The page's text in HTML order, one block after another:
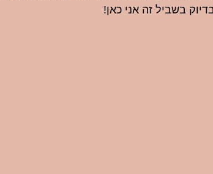
בשביל זה אני כאן!